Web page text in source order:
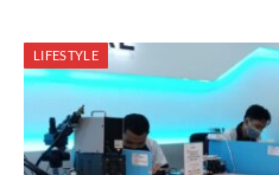
LIFESTYLE